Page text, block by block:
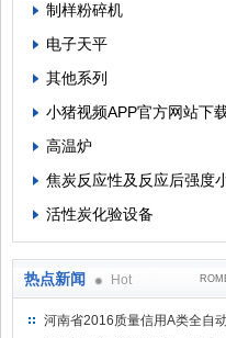
制样粉碎机
电子天平
其他系列
小猪视频APP官方网站下
高温炉
焦炭反应性及反应后强度
活性炭化验设备
热点新闻 Hot
河南省2016质量信用A类全自动